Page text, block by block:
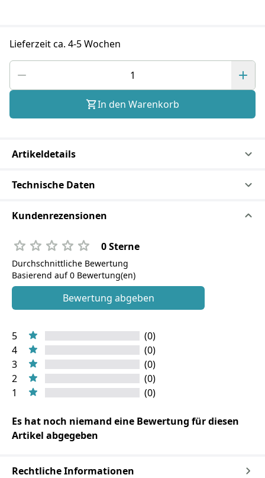
Lieferzeit ca. 4-5 Wochen
In den Warenkorb
Artikeldetails
Technische Daten
Kundenrezensionen
0 Sterne
Durchschnittliche Bewertung
Basierend auf 0 Bewertung(en)
Bewertung abgeben
5
(0)
4
(0)
3
(0)
2
(0)
1
(0)
Es hat noch niemand eine Bewertung für diesen
Artikel abgegeben
Rechtliche Informationen